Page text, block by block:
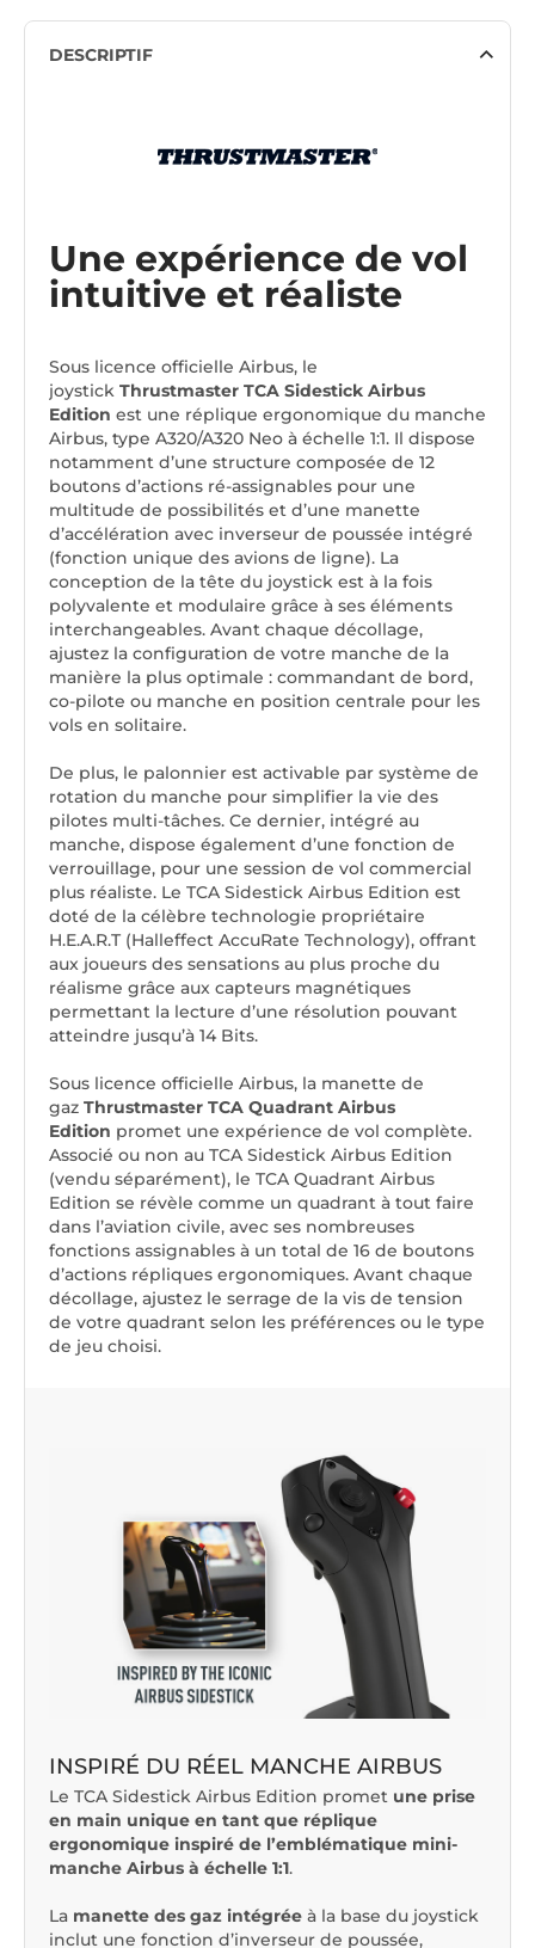
DESCRIPTIF
Une expérience de vol
intuitive et réaliste
Sous licence officielle Airbus, le
joystick Thrustmaster TCA Sidestick Airbus
Edition est une réplique ergonomique du manche
Airbus, type A320/A320 Neo à échelle 1:1. Il dispose
notamment d’une structure composée de 12
boutons d’actions ré-assignables pour une
multitude de possibilités et d’une manette
d’accélération avec inverseur de poussée intégré
(fonction unique des avions de ligne). La
conception de la tête du joystick est à la fois
polyvalente et modulaire grâce à ses éléments
interchangeables. Avant chaque décollage,
ajustez la configuration de votre manche de la
manière la plus optimale : commandant de bord,
co-pilote ou manche en position centrale pour les
vols en solitaire.
De plus, le palonnier est activable par système de
rotation du manche pour simplifier la vie des
pilotes multi-tâches. Ce dernier, intégré au
manche, dispose également d’une fonction de
verrouillage, pour une session de vol commercial
plus réaliste. Le TCA Sidestick Airbus Edition est
doté de la célèbre technologie propriétaire
H.E.A.R.T (Halleffect AccuRate Technology), offrant
aux joueurs des sensations au plus proche du
réalisme grâce aux capteurs magnétiques
permettant la lecture d’une résolution pouvant
atteindre jusqu’à 14 Bits.
Sous licence officielle Airbus, la manette de
gaz Thrustmaster TCA Quadrant Airbus
Edition promet une expérience de vol complète.
Associé ou non au TCA Sidestick Airbus Edition
(vendu séparément), le TCA Quadrant Airbus
Edition se révèle comme un quadrant à tout faire
dans l’aviation civile, avec ses nombreuses
fonctions assignables à un total de 16 de boutons
d’actions répliques ergonomiques. Avant chaque
décollage, ajustez le serrage de la vis de tension
de votre quadrant selon les préférences ou le type
de jeu choisi.
INSPIRÉ DU RÉEL MANCHE AIRBUS
Le TCA Sidestick Airbus Edition promet une prise
en main unique en tant que réplique
ergonomique inspiré de l’emblématique mini-
manche Airbus à échelle 1:1.
La manette des gaz intégrée à la base du joystick
inclut une fonction d’inverseur de poussée,